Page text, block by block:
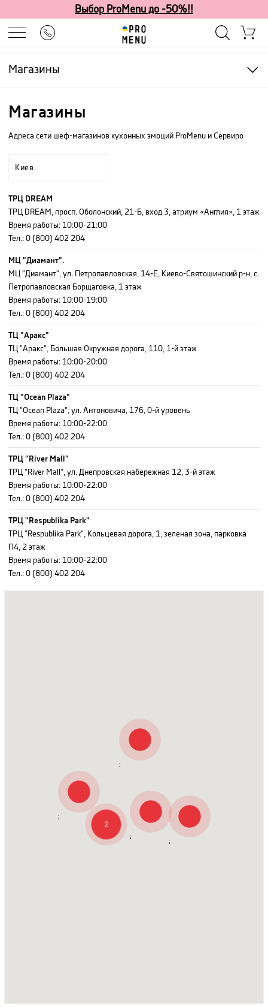
Выбор ProMenu до -50%!!
Магазины
Магазины
Адреса сети шеф-магазинов кухонных эмоций ProMenu и Сервиро
Киев
ТРЦ DREAM
ТРЦ DREAM, просп. Оболонский, 21-Б, вход 3, атриум «Англия», 1 этаж
Время работы: 10:00-21:00
Тел.: 0 (800) 402 204
МЦ "Диамант".
МЦ "Диамант", ул. Петропавловская, 14-Е, Киево-Святошинский р-н, с.
Петропавловская Борщаговка, 1 этаж
Время работы: 10:00-19:00
Тел.: 0 (800) 402 204
ТЦ "Аракс"
ТЦ "Аракс", Большая Окружная дорога, 110, 1-й этаж
Время работы: 10:00-20:00
Тел.: 0 (800) 402 204
ТЦ "Ocean Plaza"
ТЦ "Ocean Plaza", ул. Антоновича, 176, 0-й уровень
Время работы: 10:00-22:00
Тел.: 0 (800) 402 204
ТРЦ "River Mall"
ТРЦ "River Mall", ул. Днепровская набережная 12, 3-й этаж
Время работы: 10:00-22:00
Тел.: 0 (800) 402 204
ТРЦ "Respublika Park"
ТРЦ "Respublika Park", Кольцевая дорога, 1, зеленая зона, парковка
П4, 2 этаж
Время работы: 10:00-22:00
Тел.: 0 (800) 402 204
;
;
2
;
;